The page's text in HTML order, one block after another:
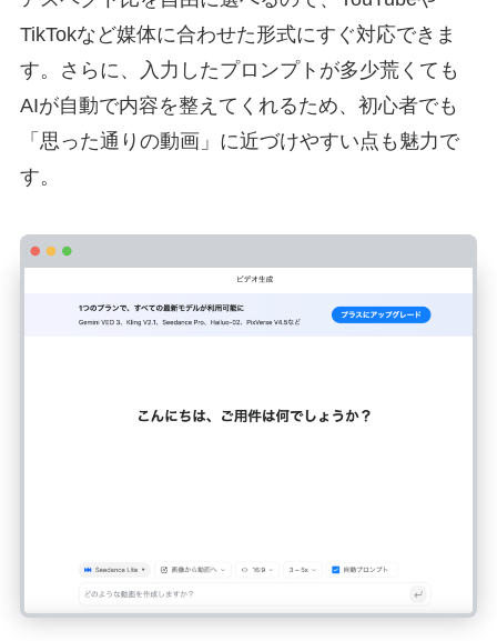
TikTokなど媒体に合わせた形式にすぐ対応できま
す。さらに、入力したプロンプトが多少荒くても
AIが自動で内容を整えてくれるため、初心者でも
「思った通りの動画」に近づけやすい点も魅力で
す。